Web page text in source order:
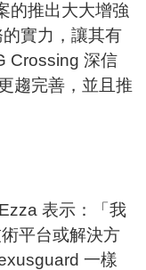
的推出大大增強
實力，讓其有
Crossing 深信
趨完善，並且推
表示：「我
平台或解決方
一樣